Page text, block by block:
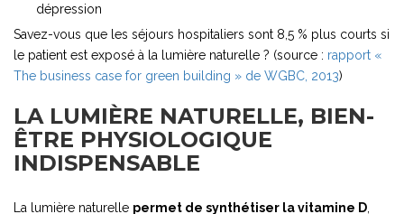
dépression
Savez-vous que les séjours hospitaliers sont 8,5 % plus courts si
le patient est exposé à la lumière naturelle ? (source : rapport «
The business case for green building » de WGBC, 2013)
LA LUMIÈRE NATURELLE, BIEN-
ÊTRE PHYSIOLOGIQUE
INDISPENSABLE
La lumière naturelle permet de synthétiser la vitamine D